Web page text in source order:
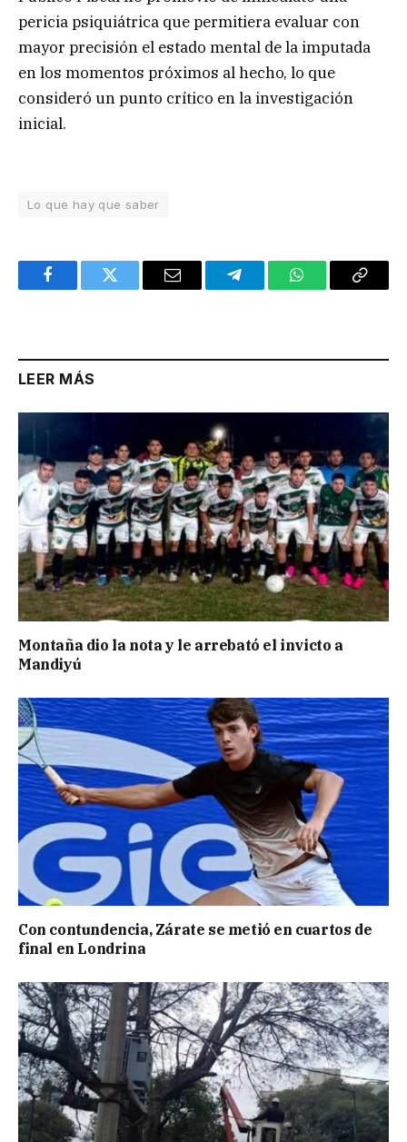
pericia psiquiátrica que permitiera evaluar con
mayor precisión el estado mental de la imputada
en los momentos próximos al hecho, lo que
consideró un punto crítico en la investigación
inicial.
Lo que hay que saber
FacebookTwitter Email TelegramWhatsAppCopy
LEER MÁS
Montaña dio la nota y le arrebató el invicto a
Mandiyú
Con contundencia, Zárate se metió en cuartos de
final en Londrina